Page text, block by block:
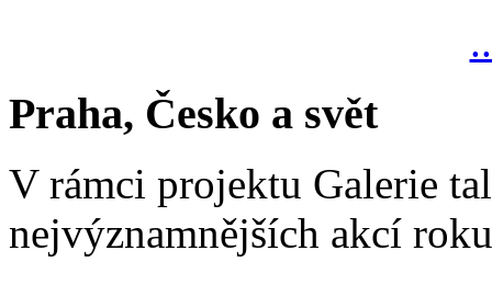
Praha, Česko a svět
V rámci projektu Galerie
nejvýznamnějších akcí